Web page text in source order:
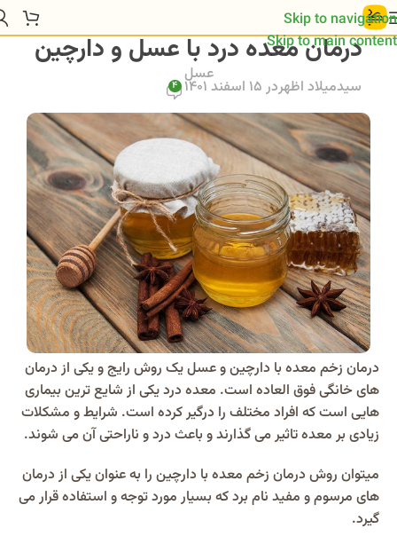
Skip to navigation
Skip to main content
درمان معده درد با عسل و دارچین
عسل
سیدمیلاد اظهردر 15 اسفند 1401 4
درمان زخم معده با دارچین و عسل یک روش رایج و یکی از درمان
های خانگی فوق العاده است. معده درد یکی از شایع ترین بیماری
هایی است که افراد مختلف را درگیر کرده است. شرایط و مشکلات
زیادی بر معده تاثیر می گذارند و باعث درد و ناراحتی آن می شوند.
میتوان روش درمان زخم معده با دارچین را به عنوان یکی از درمان
های مرسوم و مفید نام برد که بسیار مورد توجه و استفاده قرار می
گیرد.